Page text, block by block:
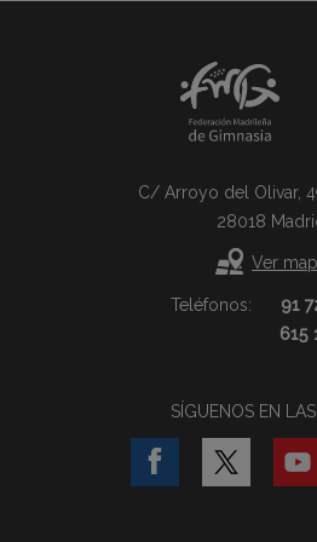
C/ Arroyo del Olivar,
28018
Ver
Teléfonos:
91
615
SÍGUENOS EN